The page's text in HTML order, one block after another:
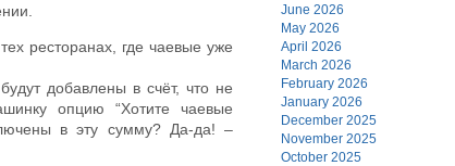
ресторанах, где чаевые уже
добавлены в счёт, что не
опцию “Хотите чаевые
в эту сумму? Да-да! –
June 2026
May 2026
April 2026
March 2026
February 2026
January 2026
December 2025
November 2025
October 2025